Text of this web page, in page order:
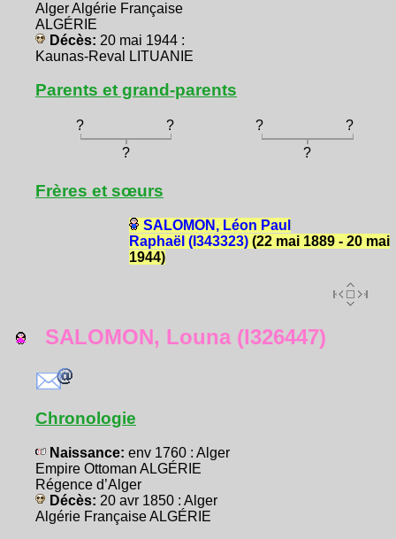
Alger Algérie Française
ALGÉRIE
Décès: 20 mai 1944 :
Kaunas-Reval LITUANIE
Parents et grand-parents
? ? ?
?
?
?
Frères et sœurs
SALOMON, Léon Paul
Raphaël (I343323)(22 mai 1889 - 20 mai
1944)
SALOMON, Louna (I326447)
Chronologie
Naissance: env 1760 : Alger
Empire Ottoman ALGÉRIE
Régence d’Alger
Décès: 20 avr 1850 : Alger
Algérie Française ALGÉRIE